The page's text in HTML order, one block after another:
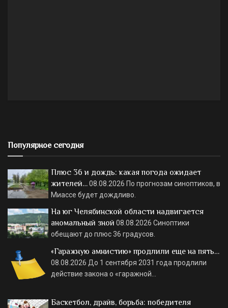
Популярное сегодня
Плюс 36 и дождь: какая погода ожидает
жителей…08.08.2026 По прогнозам синоптиков, в
Миассе будет дождливо.
На юг Челябинской области надвигается
аномальный зной 08.08.2026 Синоптики
обещают до плюс 36 градусов.
«Гаражную амнистию» продлили еще на пять…
08.08.2026 До 1 сентября 2031 года продлили
действие закона о «гаражной…
Баскетбол, драйв, борьба: победителя